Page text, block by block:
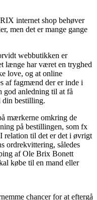
internet shop behøver
men det er mange gange
webbutikken er
længe har været en tryghed
love, og at online
af fagmænd der er inde i
god anledning til at få
din bestilling.
mærkerne omkring de
på bestillingen, som fx
relation til det er det i øvrigt
ordrekvittering, således
af Ole Brix Bonett
købe til en mand eller
chancer for at eftergå